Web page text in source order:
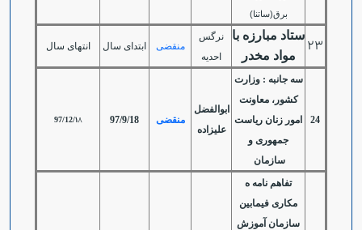
برق(ساتنا)
23
ستاد مبارزه با
مواد مخدر
نرگس
احدیه
منقضی ابتدای سال انتهای سال
24
سه جانبه : وزارت
کشور، معاونت
امور زنان ریاست
جمهوری و
سازمان
ابوالفضل
علیزاده
منقضی 97/9/18
97/12/18
تفاهم نامه ه
مکاری فیمابین
سازمان آموزش